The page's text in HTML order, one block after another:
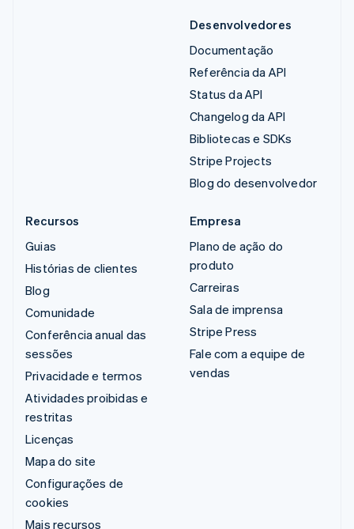
Desenvolvedores
Documentação
Referência da API
Status da API
Changelog da API
Bibliotecas e SDKs
Stripe Projects
Blog do desenvolvedor
Recursos
Guias
Histórias de clientes
Blog
Comunidade
Conferência anual das
sessões
Privacidade e termos
Atividades proibidas e
restritas
Licenças
Mapa do site
Configurações de
cookies
Mais recursos
Empresa
Plano de ação do
produto
Carreiras
Sala de imprensa
Stripe Press
Fale com a equipe de
vendas